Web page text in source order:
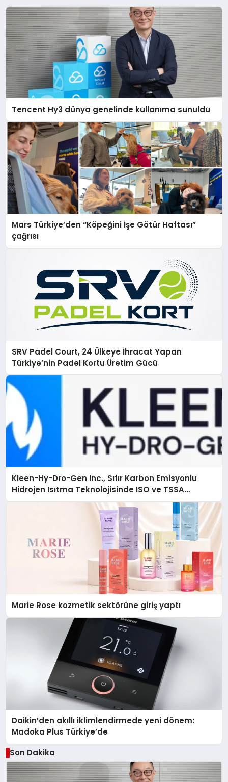
Tencent Hy3 dünya genelinde kullanıma sunuldu
Mars Türkiye’den “Köpeğini İşe Götür Haftası”
çağrısı
SRV Padel Court, 24 Ülkeye İhracat Yapan
Türkiye’nin Padel Kortu Üretim Gücü
Kleen-Hy-Dro-Gen Inc., Sıfır Karbon Emisyonlu
Hidrojen Isıtma Teknolojisinde ISO ve TSSA
Düzenleyici Onaylarını Aldı
Marie Rose kozmetik sektörüne giriş yaptı
Daikin’den akıllı iklimlendirmede yeni dönem:
Madoka Plus Türkiye’de
Son Dakika